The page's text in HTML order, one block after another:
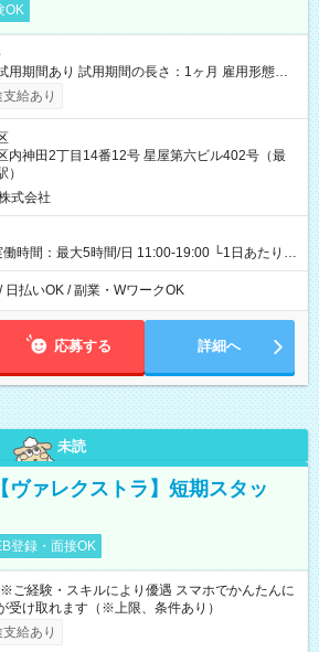
OK
用期間あり 試用期間の長さ：1ヶ月 雇用形態、
と同じです。
給あり
内神田2丁目14番12号 星屋第六ビル402号（最
式会社
働時間：最大5時間/日 11:00-19:00 └1日あたりの
間 └上記の時間帯内であれば、いつでも勤務可
曜日の中で、お好きな曜日でご勤務いただけま
のように、自由な働き方が可能なお仕事です！
日払いOK / 副業・WワークOK
応募する 詳細へ
未読
ヴァレクストラ】短期スタッ
登録・面接OK
経験・スキルにより優遇 スマホでかんたんに
受け取れます（※上限、条件あり）
給あり